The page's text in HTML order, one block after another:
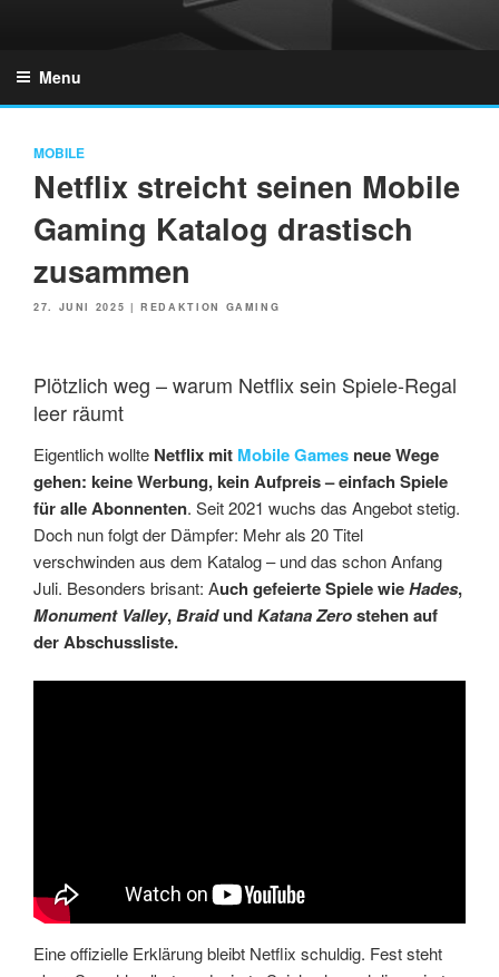
Menu
MOBILE
Netflix streicht seinen Mobile
Gaming Katalog drastisch
zusammen
POSTED
27. JUNI 2025 |REDAKTION GAMING
Plötzlich weg – warum Netflix sein Spiele-Regal
leer räumt
Eigentlich wollte Netflix mit Mobile Games neue Wege
gehen: keine Werbung, kein Aufpreis – einfach Spiele
für alle Abonnenten. Seit 2021 wuchs das Angebot stetig.
Doch nun folgt der Dämpfer: Mehr als 20 Titel
verschwinden aus dem Katalog – und das schon Anfang
Juli. Besonders brisant: Auch gefeierte Spiele wieHades,
Monument Valley,BraidundKatana Zerostehen auf
der Abschussliste.
Eine offizielle Erklärung bleibt Netflix schuldig. Fest steht